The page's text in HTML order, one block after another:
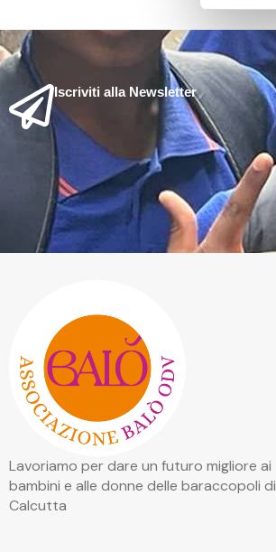
Iscriviti alla Newsletter
Lavoriamo per dare un futuro migliore ai
bambini e alle donne delle baraccopoli di
Calcutta